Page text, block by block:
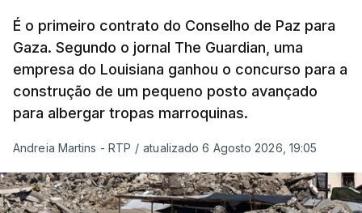
É o primeiro contrato do Conselho de Paz para
Gaza. Segundo o jornal The Guardian, uma
empresa do Louisiana ganhou o concurso para a
construção de um pequeno posto avançado
para albergar tropas marroquinas.
Andreia Martins - RTP / atualizado 6 Agosto 2026, 19:05